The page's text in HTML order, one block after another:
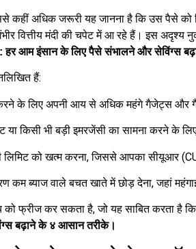
कहीं अधिक जरूरी यह जानना है कि उस पैसे
वित्तीय मंदी की चपेट में आ रहे हैं। इस
आम इंसान के लिए पैसे संभालने और सेविंग्स
हैं:
के लिए अपनी आय से अधिक महंगे गैजेट्स और
या किसी भी बड़ी इमरजेंसी का सामना करने के
लिमिट को खत्म करना, जिससे आपका सीयूआर
कम ब्याज वाले बचत खाते में छोड़ देना, जहां
को फ्रीज कर सकता है, जो यह साबित करता है
बढ़ाने के ४ आसान तरीके।